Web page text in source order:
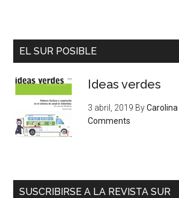
EL SUR POSIBLE
Ideas verdes
3 abril, 2019 By
Comments
SUSCRIBIRSE A LA REVISTA SUR